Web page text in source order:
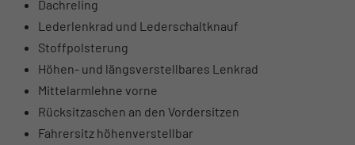
Dachreling
Lederlenkrad und Lederschaltknauf
Stoffpolsterung
Höhen- und längsverstellbares Lenkrad
Mittelarmlehne vorne
Rücksitzaschen an den Vordersitzen
Fahrersitz höhenverstellbar